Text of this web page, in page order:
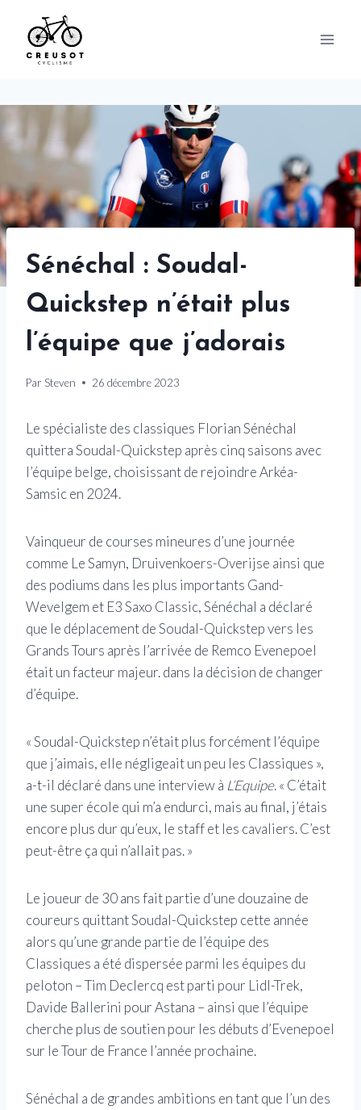
content
Sénéchal : Soudal-
Quickstep n’était plus
l’équipe que j’adorais
Par Steven 26 décembre 2023
Le spécialiste des classiques Florian Sénéchal
quittera Soudal-Quickstep après cinq saisons avec
l’équipe belge, choisissant de rejoindre Arkéa-
Samsic en 2024.
Vainqueur de courses mineures d’une journée
comme Le Samyn, Druivenkoers-Overijse ainsi que
des podiums dans les plus importants Gand-
Wevelgem et E3 Saxo Classic, Sénéchal a déclaré
que le déplacement de Soudal-Quickstep vers les
Grands Tours après l’arrivée de Remco Evenepoel
était un facteur majeur. dans la décision de changer
d’équipe.
« Soudal-Quickstep n’était plus forcément l’équipe
que j’aimais, elle négligeait un peu les Classiques »,
a-t-il déclaré dans une interview à L’Equipe. « C’était
une super école qui m’a endurci, mais au final, j’étais
encore plus dur qu’eux, le staff et les cavaliers. C’est
peut-être ça qui n’allait pas. »
Le joueur de 30 ans fait partie d’une douzaine de
coureurs quittant Soudal-Quickstep cette année
alors qu’une grande partie de l’équipe des
Classiques a été dispersée parmi les équipes du
peloton – Tim Declercq est parti pour Lidl-Trek,
Davide Ballerini pour Astana – ainsi que l’équipe
cherche plus de soutien pour les débuts d’Evenepoel
sur le Tour de France l’année prochaine.
Sénéchal a de grandes ambitions en tant que l’un des